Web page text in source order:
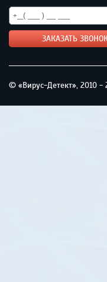
© «Вирус-Детект», 2010 -